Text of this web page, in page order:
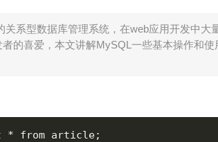
关系型数据库管理系统，在web应用开发中大
的喜爱，本文讲解MySQL一些基本操作和
* from article;